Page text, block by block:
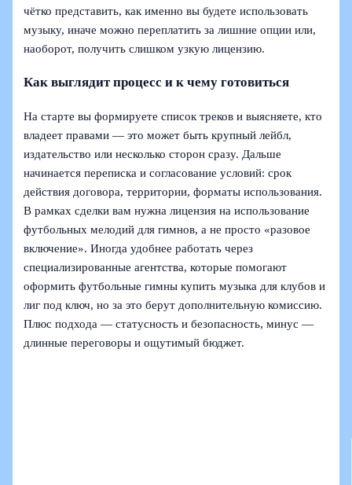
чётко представить, как именно вы будете использовать
музыку, иначе можно переплатить за лишние опции или,
наоборот, получить слишком узкую лицензию.
Как выглядит процесс и к чему готовиться
На старте вы формируете список треков и выясняете, кто
владеет правами — это может быть крупный лейбл,
издательство или несколько сторон сразу. Дальше
начинается переписка и согласование условий: срок
действия договора, территории, форматы использования.
В рамках сделки вам нужна лицензия на использование
футбольных мелодий для гимнов, а не просто «разовое
включение». Иногда удобнее работать через
специализированные агентства, которые помогают
оформить футбольные гимны купить музыка для клубов и
лиг под ключ, но за это берут дополнительную комиссию.
Плюс подхода — статусность и безопасность, минус —
длинные переговоры и ощутимый бюджет.